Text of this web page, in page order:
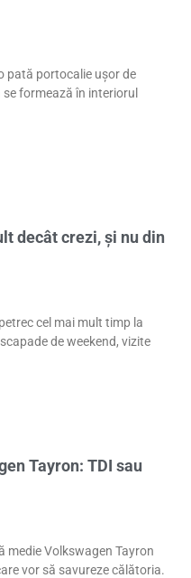
pată portocalie ușor de
formează în interiorul
decât crezi, și nu din
cel mai mult timp la
de weekend, vizite
Tayron: TDI sau
medie Volkswagen Tayron
vor să savureze călătoria.